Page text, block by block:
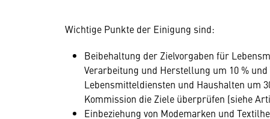
Wichtige Punkte der Einigung sind:
Beibehaltung der Zielvorgaben für
Verarbeitung und Herstellung um 10 %
Lebensmitteldiensten und Haushalten um
Kommission die Ziele überprüfen (siehe
Einbeziehung von Modemarken und